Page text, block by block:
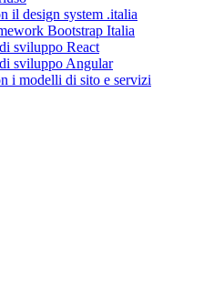
il design system .italia
Bootstrap Italia
sviluppo React
sviluppo Angular
i modelli di sito e servizi